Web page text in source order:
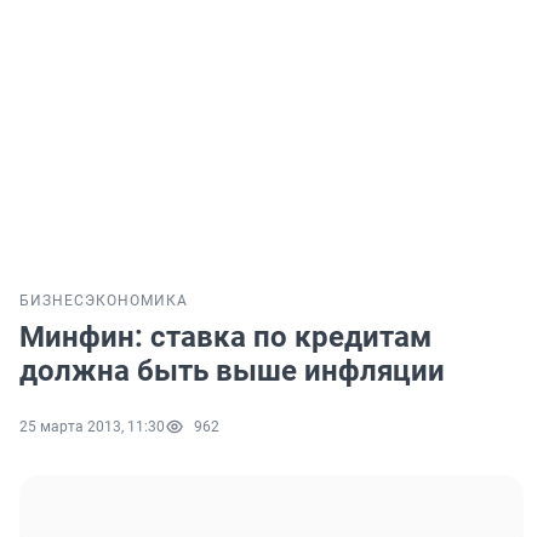
БИЗНЕС ЭКОНОМИКА
Минфин: ставка по кредитам
должна быть выше инфляции
25 марта 2013, 11:30 962